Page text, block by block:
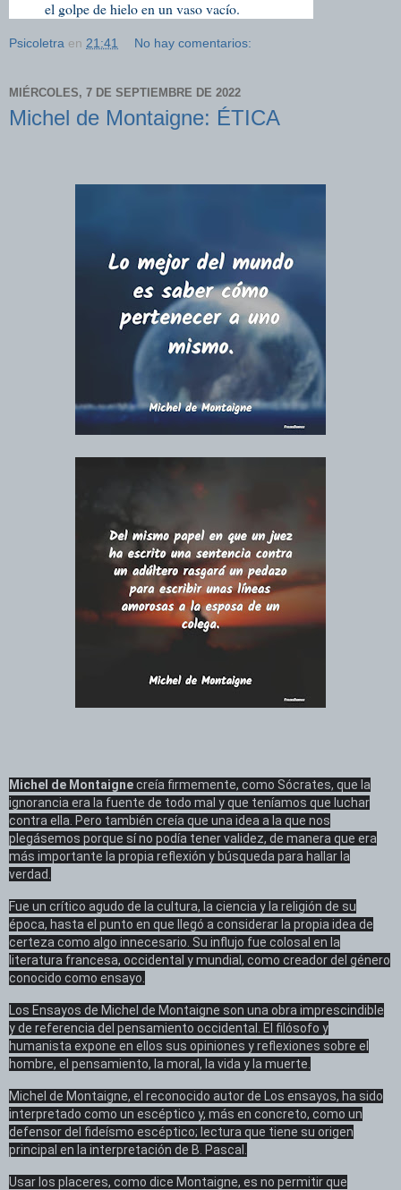
el golpe de hielo en un vaso vacío.
Psicoletra en 21:41 No hay comentarios:
MIÉRCOLES, 7 DE SEPTIEMBRE DE 2022
Michel de Montaigne: ÉTICA
Michel de Montaignecreía firmemente, como Sócrates, que la
ignorancia era la fuente de todo mal y que teníamos que luchar
contra ella. Pero también creía que una idea a la que nos
plegásemos porque sí no podía tener validez, de manera que era
más importante la propia reflexión y búsqueda para hallar la
verdad.
Fue un crítico agudo de la cultura, la ciencia y la religión de su
época, hasta el punto en que llegó a considerar la propia idea de
certeza como algo innecesario. Su influjo fue colosal en la
literatura francesa, occidental y mundial, como creador del género
conocido como ensayo.
Los Ensayos de Michel de Montaigne son una obra imprescindible
y de referencia del pensamiento occidental. El filósofo y
humanista expone en ellos sus opiniones y reflexiones sobre el
hombre, el pensamiento, la moral, la vida y la muerte.
Michel de Montaigne, el reconocido autor de Los ensayos, ha sido
interpretado como un escéptico y, más en concreto, como un
defensor del fideísmo escéptico; lectura que tiene su origen
principal en la interpretación de B. Pascal.
Usar los placeres, como dice Montaigne, es no permitir que